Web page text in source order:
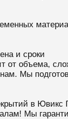
и сроки
от объема,
Мы
в Ювикс
Мы